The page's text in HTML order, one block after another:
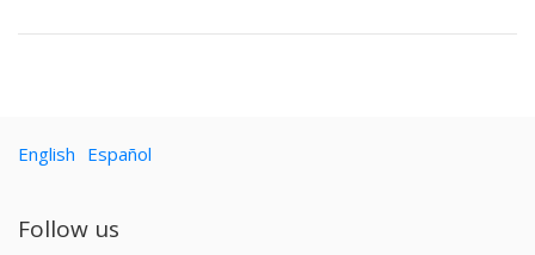
English Español
Follow us